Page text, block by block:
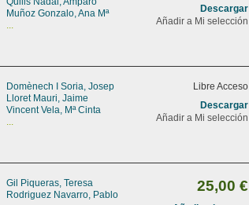
Muñoz Gonzalo, Ana Mª
...
Descargar
Añadir a Mi selección
Domènech I Soria, Josep
Lloret Mauri, Jaime
Vincent Vela, Mª Cinta
...
Libre Acceso
Descargar
Añadir a Mi selección
Gil Piqueras, Teresa
Rodriguez Navarro, Pablo
25,00 €